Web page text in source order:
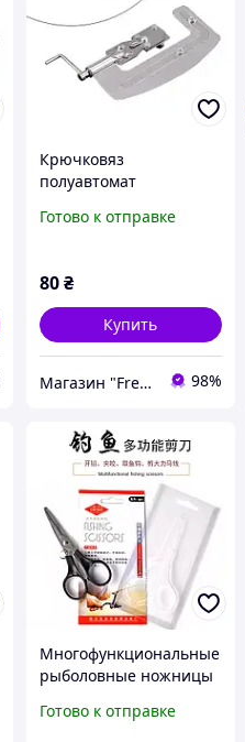
Крючковяз
полуавтомат
для вязания крючков к
Готово к отправке
80₴
Купить
Магазин "Freedelivery" 98%
Многофункциональные
рыболовные ножницы
Готово к отправке